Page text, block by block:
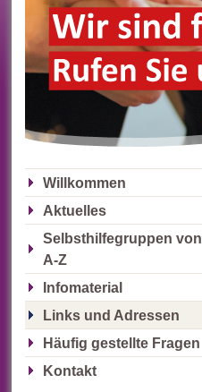
Willkommen
Aktuelles
Selbsthilfegruppen von
A-Z
Infomaterial
Links und Adressen
Häufig gestellte Fragen
Kontakt